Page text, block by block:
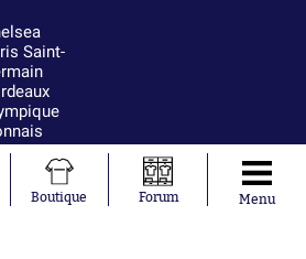
Saint-
Madrid
Strasbourg
Milan
Boutique Forum Menu